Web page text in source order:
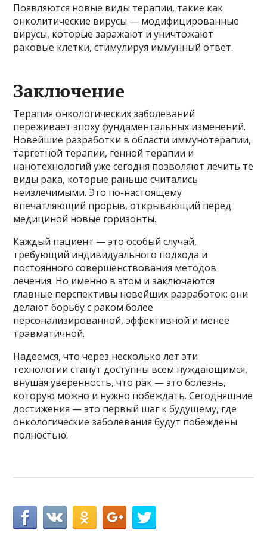
Появляются новые виды терапии, такие как
онколитические вирусы — модифицированные
вирусы, которые заражают и уничтожают
раковые клетки, стимулируя иммунный ответ.
Заключение
Терапия онкологических заболеваний
переживает эпоху фундаментальных изменений.
Новейшие разработки в области иммунотерапии,
таргетной терапии, генной терапии и
нанотехнологий уже сегодня позволяют лечить те
виды рака, которые раньше считались
неизлечимыми. Это по-настоящему
впечатляющий прорыв, открывающий перед
медициной новые горизонты.
Каждый пациент — это особый случай,
требующий индивидуального подхода и
постоянного совершенствования методов
лечения. Но именно в этом и заключаются
главные перспективы новейших разработок: они
делают борьбу с раком более
персонализированной, эффективной и менее
травматичной.
Надеемся, что через несколько лет эти
технологии станут доступны всем нуждающимся,
внушая уверенность, что рак — это болезнь,
которую можно и нужно побеждать. Сегодняшние
достижения — это первый шаг к будущему, где
онкологические заболевания будут побеждены
полностью.